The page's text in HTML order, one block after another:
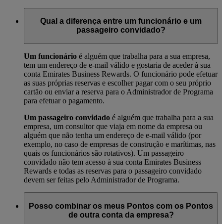
Qual a diferença entre um funcionário e um
passageiro convidado?
Um funcionário é alguém que trabalha para a sua empresa,
tem um endereço de e-mail válido e gostaria de aceder à sua
conta Emirates Business Rewards. O funcionário pode efetuar
as suas próprias reservas e escolher pagar com o seu próprio
cartão ou enviar a reserva para o Administrador de Programa
para efetuar o pagamento.
Um passageiro convidado é alguém que trabalha para a sua
empresa, um consultor que viaja em nome da empresa ou
alguém que não tenha um endereço de e-mail válido (por
exemplo, no caso de empresas de construção e marítimas, nas
quais os funcionários são rotativos). Um passageiro
convidado não tem acesso à sua conta Emirates Business
Rewards e todas as reservas para o passageiro convidado
devem ser feitas pelo Administrador de Programa.
Posso combinar os meus Pontos com os Pontos
de outra conta da empresa?